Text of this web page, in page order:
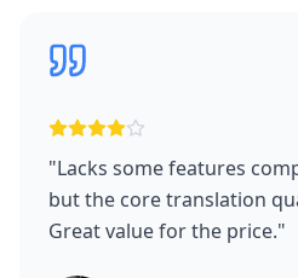
"Lacks some features
but the core translation
Great value for the price."